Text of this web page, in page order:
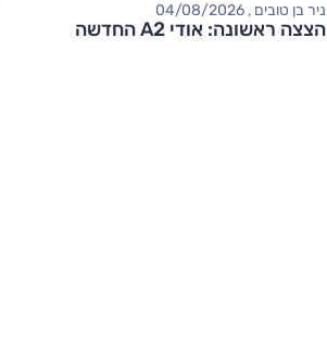
ניר בן טובים , 04/08/2026
הצצה ראשונה: אודי A2 החדשה